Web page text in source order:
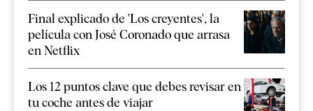
Final explicado de 'Los creyentes', la
película con José Coronado que arrasa
en Netflix
Los 12 puntos clave que debes revisar en
tu coche antes de viajar